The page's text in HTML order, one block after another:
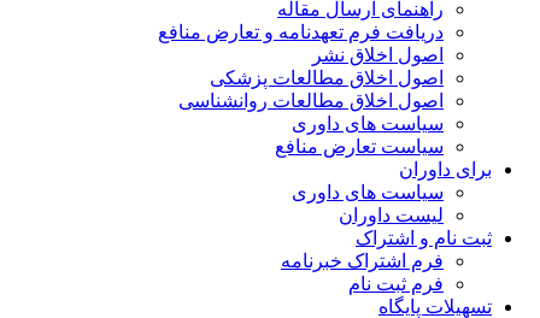
راهنمای ارسال مقاله
دریافت فرم تعهدنامه و تعارض منافع
اصول اخلاق نشر
اصول اخلاق مطالعات پزشکی
اصول اخلاق مطالعات روانشناسی
سیاست های داوری
سیاست تعارض منافع
برای داوران
سیاست های داوری
لیست داوران
ثبت نام و اشتراک
فرم اشتراک خبرنامه
فرم ثبت نام
تسهیلات پایگاه